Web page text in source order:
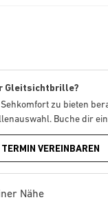
Gleitsichtbrille?
zu bieten
Buche dir
TERMIN VEREINBAREN
Nähe